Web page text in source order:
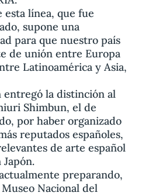
línea, que fue
supone una
para que nuestro país
de unión entre Europa
Latinoamérica y Asia,
entregó la distinción al
Shimbun, el de
por haber organizado
reputados españoles,
de arte español
preparando,
Nacional del